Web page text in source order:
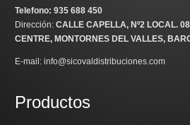
Telefono: 935 688 450
Dirección:CALLE CAPELLA, Nº2 LOCAL.
CENTRE, MONTORNES DEL VALLES,
E-mail: info@sicovaldistribuciones.com
Productos